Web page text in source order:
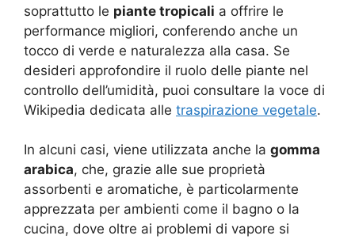
soprattutto le piante tropicali a offrire le
performance migliori, conferendo anche un
tocco di verde e naturalezza alla casa. Se
desideri approfondire il ruolo delle piante nel
controllo dell’umidità, puoi consultare la voce di
Wikipedia dedicata alle traspirazione vegetale.
In alcuni casi, viene utilizzata anche la gomma
arabica, che, grazie alle sue proprietà
assorbenti e aromatiche, è particolarmente
apprezzata per ambienti come il bagno o la
cucina, dove oltre ai problemi di vapore si